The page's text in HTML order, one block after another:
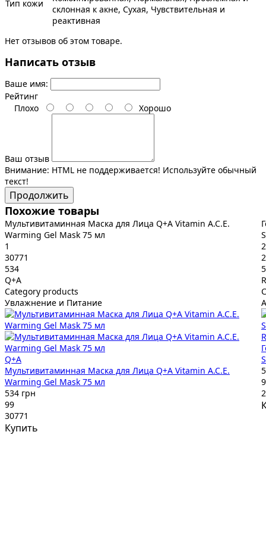
Тип кожи
склонная к акне, Сухая, Чувствительная и
реактивная
Нет отзывов об этом товаре.
Написать отзыв
Ваше имя:
Рейтинг
Плохо
Хорошо
Ваш отзыв
Внимание: HTML не поддерживается! Используйте обычный
текст!
Продолжить
Похожие товары
Мультивитаминная Маска для Лица Q+A Vitamin A.C.E.
Warming Gel Mask 75 мл
1
30771
534
Q+A
Category products
Увлажнение и Питание
Q+A
Мультивитаминная Маска для Лица Q+A Vitamin A.C.E.
Warming Gel Mask 75 мл
534 грн
99
30771
Купить
2